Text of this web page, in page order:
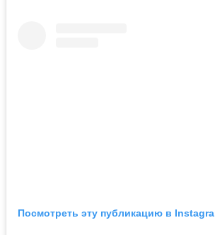
Посмотреть эту публикацию в